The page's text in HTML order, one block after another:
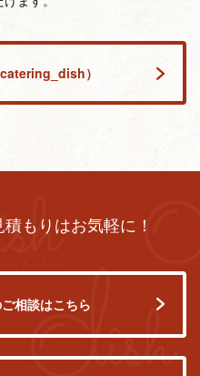
）
もりはお気軽に！
相談はこちら